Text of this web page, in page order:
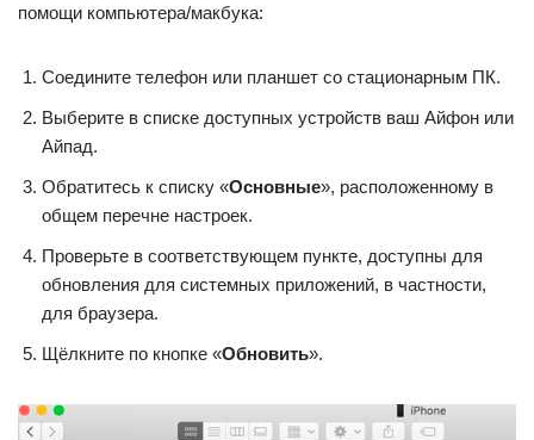
помощи компьютера/макбука:
Соедините телефон или планшет со стационарным ПК.
Выберите в списке доступных устройств ваш Айфон или
Айпад.
Обратитесь к списку «Основные», расположенному в
общем перечне настроек.
Проверьте в соответствующем пункте, доступны для
обновления для системных приложений, в частности,
для браузера.
Щёлкните по кнопке «Обновить».